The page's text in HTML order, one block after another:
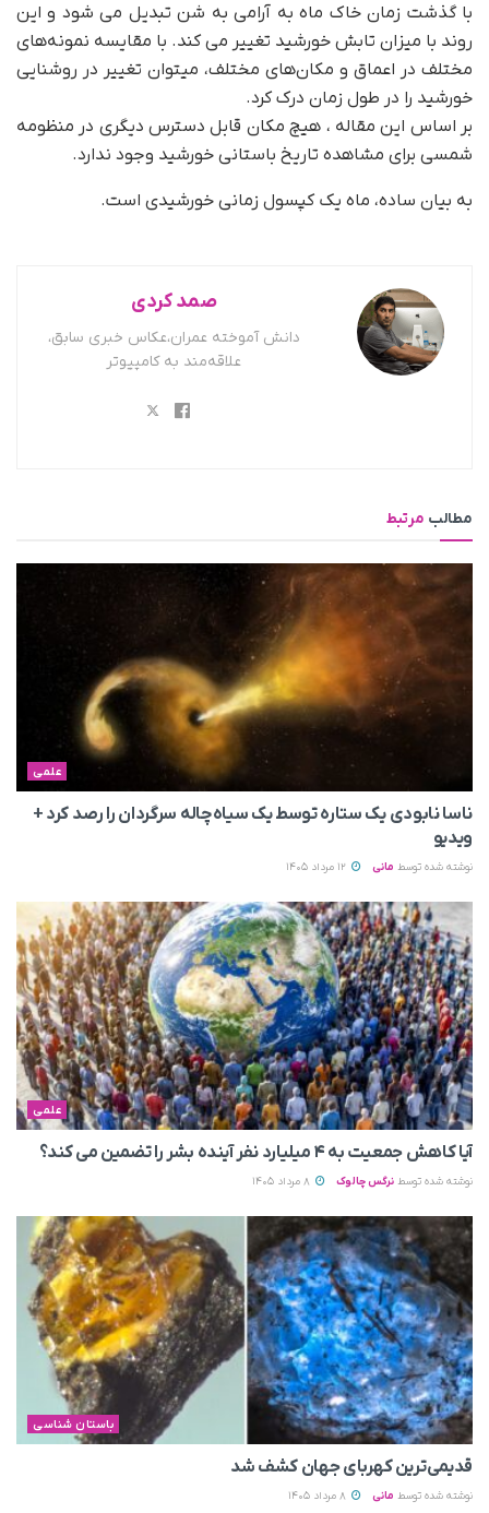
با گذشت زمان خاک ماه به آرامی به شن تبدیل می شود و این
روند با میزان تابش خورشید تغییر می کند. با مقایسه نمونه‌های
مختلف در اعماق و مکان‌های مختلف، میتوان تغییر در روشنایی
خورشید را در طول زمان درک کرد.
بر اساس این مقاله ، هیچ مکان قابل دسترس دیگری در منظومه
شمسی برای مشاهده تاریخ باستانی خورشید وجود ندارد.
به بیان ساده، ماه یک کپسول زمانی خورشیدی است.
صمد کردی
دانش آموخته عمران،عکاس خبری سابق،
علاقه‌مند به کامپیوتر
مطالب مرتبط
علمی
ناسا نابودی یک ستاره توسط یک سیاه‌چاله سرگردان را رصد کرد +
ویدیو
نوشته شده توسط مانی
علمی
آیا کاهش جمعیت به ۴ میلیارد نفر آینده بشر را تضمین می‌ کند؟
نوشته شده توسط نرگس چالوک
باستان شناسی
قدیمی‌ترین کهربای جهان کشف شد
نوشته شده توسط مانی